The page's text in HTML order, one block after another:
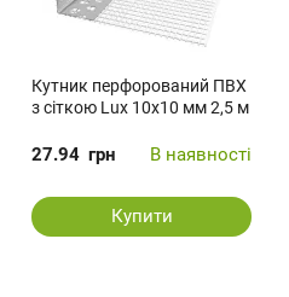
Кутник перфорований ПВХ
з сіткою Lux 10х10 мм 2,5 м
27.94 грн В наявності
Купити